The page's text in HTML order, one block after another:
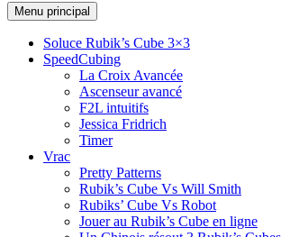
Rubik's cube : Solution
Recherche
Menu principal Aller
au
contenu
Soluce Rubik’s Cube 3×3
SpeedCubing
La Croix Avancée
Ascenseur avancé
F2L intuitifs
Jessica Fridrich
Timer
Vrac
Pretty Patterns
Rubik’s Cube Vs Will Smith
Rubiks’ Cube Vs Robot
Jouer au Rubik’s Cube en ligne